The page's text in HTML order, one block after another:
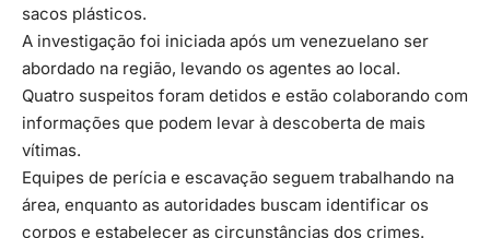
sacos plásticos.
A investigação foi iniciada após um venezuelano ser
abordado na região, levando os agentes ao local.
Quatro suspeitos foram detidos e estão colaborando com
informações que podem levar à descoberta de mais
vítimas.
Equipes de perícia e escavação seguem trabalhando na
área, enquanto as autoridades buscam identificar os
corpos e estabelecer as circunstâncias dos crimes.